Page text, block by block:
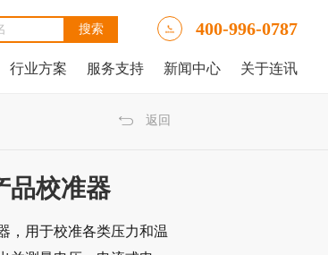
400-996-0787
行业方案 服务支持 新闻中心 关于连讯
返回
品校准器
，用于校准各类压力和温